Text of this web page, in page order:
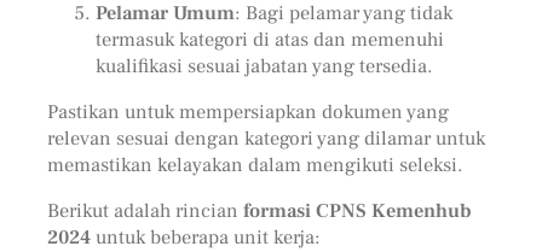
Pelamar Umum: Bagi pelamar yang tidak
termasuk kategori di atas dan memenuhi
kualifikasi sesuai jabatan yang tersedia.
Pastikan untuk mempersiapkan dokumen yang
relevan sesuai dengan kategori yang dilamar untuk
memastikan kelayakan dalam mengikuti seleksi.
Berikut adalah rincian formasi CPNS Kemenhub
2024untuk beberapa unit kerja: